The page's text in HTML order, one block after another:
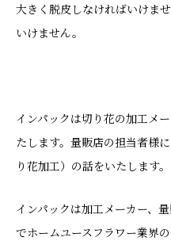
大きく脱皮しなければいけま
いけません。
インパックは切り花の加工メ
たします。量販店の担当者様
り花加工）の話をいたします。
インパックは加工メーカー、
でホームユースフラワー業界